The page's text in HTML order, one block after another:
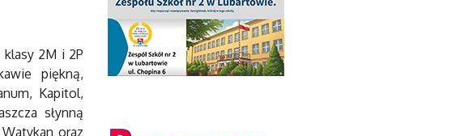
2M i 2P
piękną,
Kapitol,
słynną
oraz